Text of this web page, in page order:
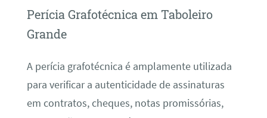
Perícia Grafotécnica em Taboleiro
Grande
A perícia grafotécnica é amplamente utilizada
para verificar a autenticidade de assinaturas
em contratos, cheques, notas promissórias,